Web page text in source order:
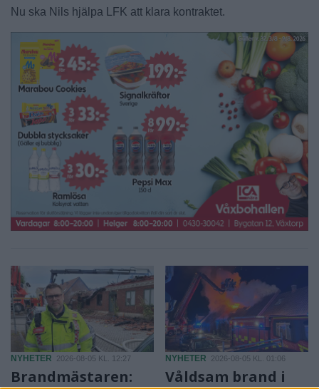
Nu ska Nils hjälpa LFK att klara kontraktet.
NYHETER 2026-08-05 KL. 12:27
Brandmästaren:
NYHETER 2026-08-05 KL. 01:06
Våldsam brand i